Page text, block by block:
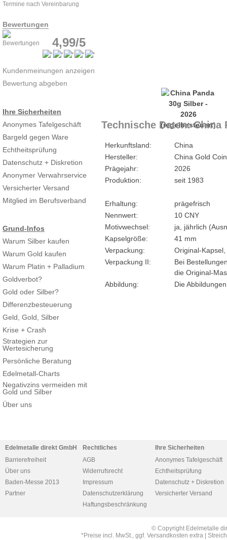
Termine nach Vereinbarung
Bewertungen
4,99/5
Kundenmeinungen anzeigen
Bewertung abgeben
Ihre Sicherheiten
Anonymes Tafelgeschäft
Bargeld gegen Ware
Echtheitsprüfung
Datenschutz + Diskretion
Anonymer Verwahrservice
Versicherter Versand
Mitglied im Berufsverband
Grund-Infos
Warum Silber kaufen
Warum Gold kaufen
Warum Platin + Palladium
Goldverbot?
Gold oder Silber?
Differenzbesteuerung
Geld, Gold, Silber
Krise + Crash
Strategien zur
Wertesicherung
Persönliche Beratung
Edelmetall-Charts
Negativzins vermeiden mit
Gold und Silber
Über uns
Technische Daten: China
Herkunftsland:
China
Hersteller:
China Gold
Prägejahr:
2026
Produktion:
seit 1983
Erhaltung:
prägefrisch
Nennwert:
10 CNY
Motivwechsel:
ja, jährlich
Kapselgröße:
41 mm
Verpackung:
Original-
Verpackung II:
Bei
die Original-
Abbildung:
Die
Edelmetalle direkt GmbH
Barrierefreiheit
Über uns
Baden-Messe 2013
Partner
Rechtliches
AGB
Widerrufsrecht
Impressum
Datenschutzerklärung
Haftungsbeschränkung
Ihre Sicherheiten
Anonymes Tafelgeschäft
Echtheitsprüfung
Datenschutz + Diskretion
Versicherter Versand
© Copyright Edelmetalle
*Preise incl. MwSt., ggf. Versandkosten extra |